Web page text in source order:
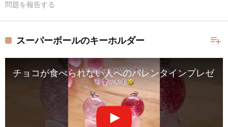
問題を報告する
playlist_add
スーパーボールのキーホルダー
チョコが食べられない人へのバレンタインプレゼ